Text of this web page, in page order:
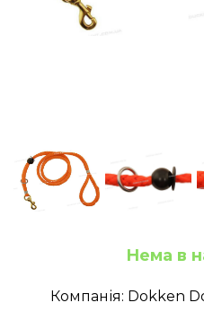
Нема в
Компанія: Dokken